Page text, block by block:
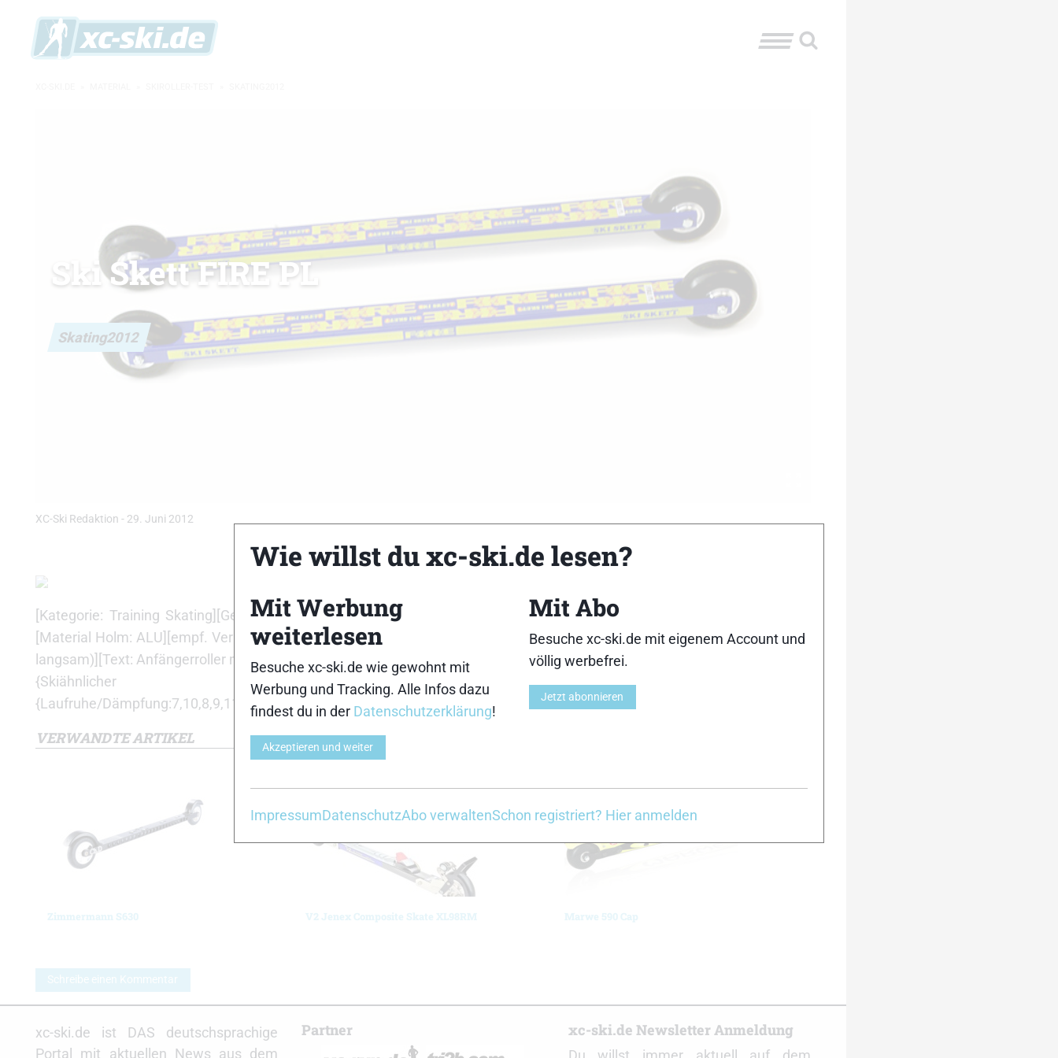
Skating2012
Ski Skett FIRE PL
XC-Ski Redaktion - 29. Juni 2012
[Kategorie: Training Skating][Gewicht: 1400g][Rollenbreite: 30mm][Rollendurchmesser: 80mm][Material Rolle: PU/Gummi]
[Material Holm: ALU][empf. Verkaufspreis: 167,00 €][Besonderheiten: Zwei weitere Versionen erhältlich (langsam und extra
langsam)][Text: Anfängerroller mit kleineren Schwächen bei Skiähnlichkeit und Führung.]
{Skiähnlicher Abstoß:7,8,9}{Haftung:8,9,10}{Führung:7,9,8,10}{Abfahrtsverhalten:7,10,8,9,11,12}
{Laufruhe/Dämpfung:7,10,8,9,11,12}
VERWANDTE ARTIKEL
Zimmermann S630 V2 Jenex Composite Skate XL98RM Marwe 590 Cap
Schreibe einen Kommentar
xc-ski.de ist DAS deutschsprachige
Portal mit aktuellen News aus dem
Partner xc-ski.de Newsletter Anmeldung
Wie willst du xc-ski.de lesen?
Mit Werbung
weiterlesen
Besuche xc-ski.de wie gewohnt mit
Werbung und Tracking. Alle Infos dazu
findest du in der Datenschutzerklärung!
Akzeptieren und weiter
Mit Abo
Besuche xc-ski.de mit eigenem Account und
völlig werbefrei.
Jetzt abonnieren
ImpressumDatenschutzAbo verwaltenSchon registriert? Hier anmelden